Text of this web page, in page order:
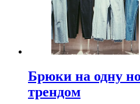
Брюки на одну
трендом